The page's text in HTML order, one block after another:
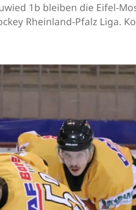
1b bleiben die Eifel-
Rheinland-Pfalz Liga.